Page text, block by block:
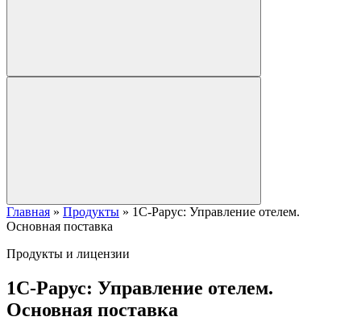
Главная » Продукты » 1С-Рарус: Управление отелем.
Основная поставка
Продукты и лицензии
1С-Рарус: Управление отелем.
Основная поставка